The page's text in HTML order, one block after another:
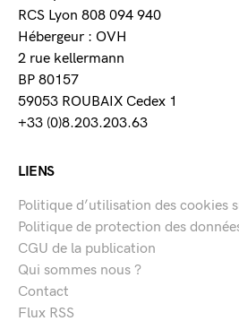
RCS Lyon 808 094 940
Hébergeur : OVH
2 rue kellermann
BP 80157
59053 ROUBAIX Cedex 1
+33 (0)8.203.203.63
LIENS
Politique d’utilisation des cookies
Politique de protection des
CGU de la publication
Qui sommes nous ?
Contact
Flux RSS